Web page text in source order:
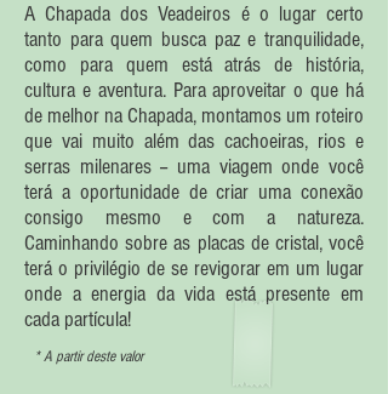
A Chapada dos Veadeiros é o lugar certo
tanto para quem busca paz e tranquilidade,
como para quem está atrás de história,
cultura e aventura. Para aproveitar o que há
de melhor na Chapada, montamos um roteiro
que vai muito além das cachoeiras, rios e
serras milenares -- uma viagem onde você
terá a oportunidade de criar uma conexão
consigo mesmo e com a natureza.
Caminhando sobre as placas de cristal, você
terá o privilégio de se revigorar em um lugar
onde a energia da vida está presente em
cada partícula!
* A partir deste valor